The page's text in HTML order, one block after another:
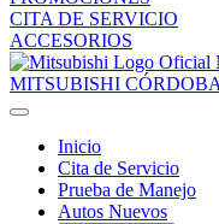
CITA DE SERVICIO
ACCESORIOS
MITSUBISHI CÓRDOBA
Inicio
Cita de Servicio
Prueba de Manejo
Autos Nuevos